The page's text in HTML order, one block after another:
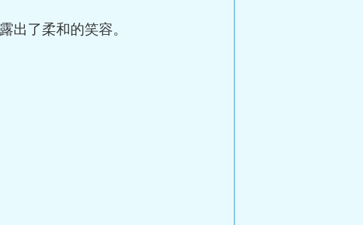
了柔和的笑容。